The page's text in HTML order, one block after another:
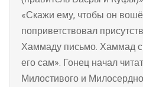
«Скажи ему, чтобы он
поприветствовал
Хаммаду письмо. Хаммад
его сам». Гонец начал
Милостивого и